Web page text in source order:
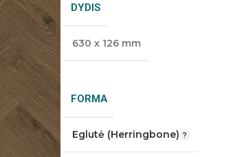
DYDIS
630 x 126 mm
FORMA
Eglutė (Herringbone)